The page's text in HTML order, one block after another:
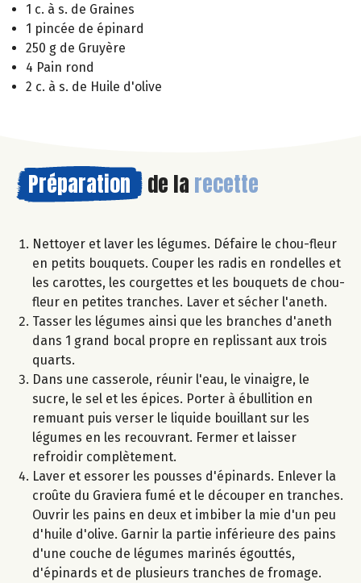
1 c. à s. de Graines
1 pincée de épinard
250 g de Gruyère
4 Pain rond
2 c. à s. de Huile d'olive
Préparation de la recette
Nettoyer et laver les légumes. Défaire le chou-fleur
en petits bouquets. Couper les radis en rondelles et
les carottes, les courgettes et les bouquets de chou-
fleur en petites tranches. Laver et sécher l'aneth.
Tasser les légumes ainsi que les branches d'aneth
dans 1 grand bocal propre en replissant aux trois
quarts.
Dans une casserole, réunir l'eau, le vinaigre, le
sucre, le sel et les épices. Porter à ébullition en
remuant puis verser le liquide bouillant sur les
légumes en les recouvrant. Fermer et laisser
refroidir complètement.
Laver et essorer les pousses d'épinards. Enlever la
croûte du Graviera fumé et le découper en tranches.
Ouvrir les pains en deux et imbiber la mie d'un peu
d'huile d'olive. Garnir la partie inférieure des pains
d'une couche de légumes marinés égouttés,
d'épinards et de plusieurs tranches de fromage.